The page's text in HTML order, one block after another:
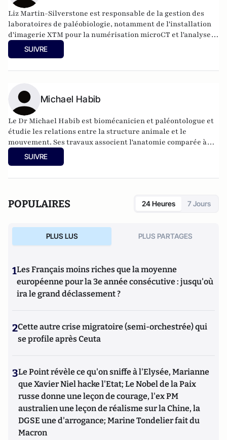
Liz Martin-Silverstone est responsable de la gestion des
laboratoires de paléobiologie, notamment de l'installation
d'imagerie XTM pour la numérisation microCT et l'analyse
d'imagerie, et de plusieurs laboratoires humides pour la
préparation et l'analyse micro- et macro-paléo et
SUIVRE
Michael Habib
Le Dr Michael Habib est biomécanicien et paléontologue et
étudie les relations entre la structure animale et le
mouvement. Ses travaux associent l'anatomie comparée à
des concepts d'ingénierie moderne.
SUIVRE
POPULAIRES 24 Heures 7 Jours
PLUS LUS PLUS PARTAGES
1Les Français moins riches que la moyenne
européenne pour la 3e année consécutive : jusqu'où
ira le grand déclassement ?
2Cette autre crise migratoire (semi-orchestrée) qui
se profile après Ceuta
3Le Point révèle ce qu'on sniffe à l'Elysée, Marianne
que Xavier Niel hacke l'Etat; Le Nobel de la Paix
russe donne une leçon de courage, l'ex PM
australien une leçon de réalisme sur la Chine, la
DGSE une d'arrogance; Marine Tondelier fait du
Macron